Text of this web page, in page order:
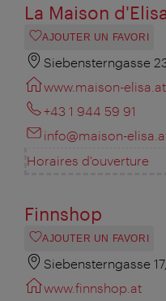
La Maison
AJOUTER UN FAVORI
Siebensterngasse
www.maison-elisa.at
+43 1 944 59 91
info@maison-
Horaires d'ouverture
Finnshop
AJOUTER UN FAVORI
Siebensterngasse
www.finnshop.at